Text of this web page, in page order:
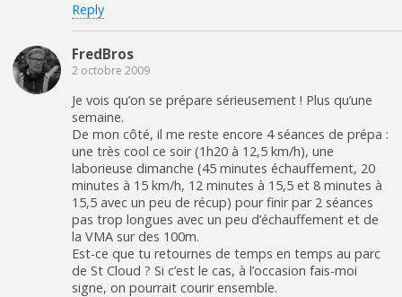
Reply
FredBros
2 octobre 2009
Je vois qu’on se prépare sérieusement ! Plus qu’une
semaine.
De mon côté, il me reste encore 4 séances de prépa :
une très cool ce soir (1h20 à 12,5 km/h), une
laborieuse dimanche (45 minutes échauffement, 20
minutes à 15 km/h, 12 minutes à 15,5 et 8 minutes à
15,5 avec un peu de récup) pour finir par 2 séances
pas trop longues avec un peu d’échauffement et de
la VMA sur des 100m.
Est-ce que tu retournes de temps en temps au parc
de St Cloud ? Si c’est le cas, à l’occasion fais-moi
signe, on pourrait courir ensemble.